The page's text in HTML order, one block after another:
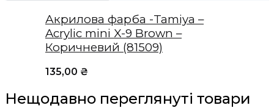
Акрилова фарба -Tamiya –
Acrylic mini X-9 Brown –
Коричневий (81509)
135,00 ₴
Нещодавно переглянуті товари